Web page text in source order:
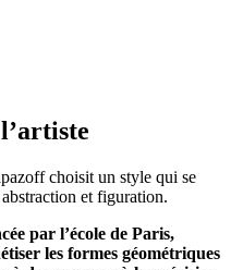
choisit un style qui se
et figuration.
par l’école de Paris,
les formes géométriques